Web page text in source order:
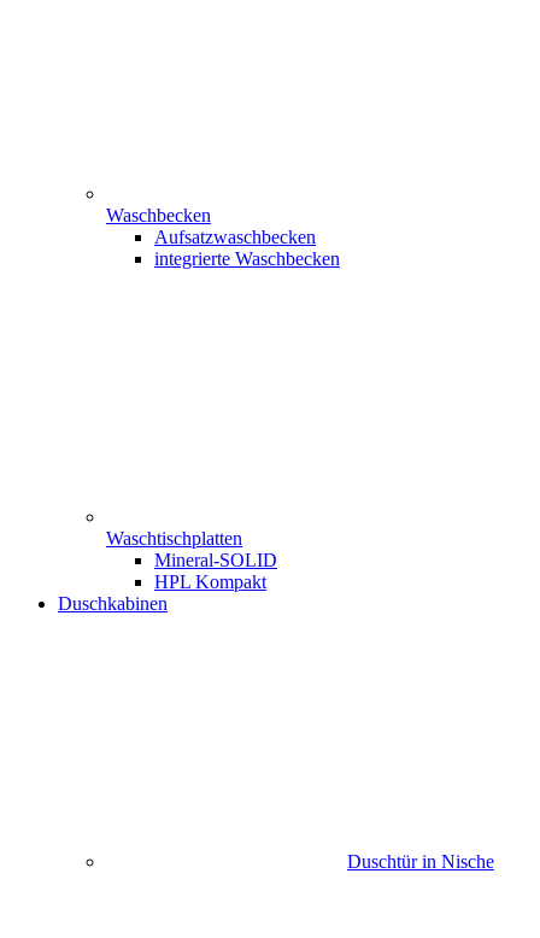
Waschbecken
Aufsatzwaschbecken
integrierte Waschbecken
Waschtischplatten
Mineral-SOLID
HPL Kompakt
Duschkabinen
Duschtür in Nische